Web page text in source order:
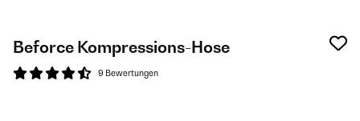
Beforce Kompressions-Hose
9 Bewertungen